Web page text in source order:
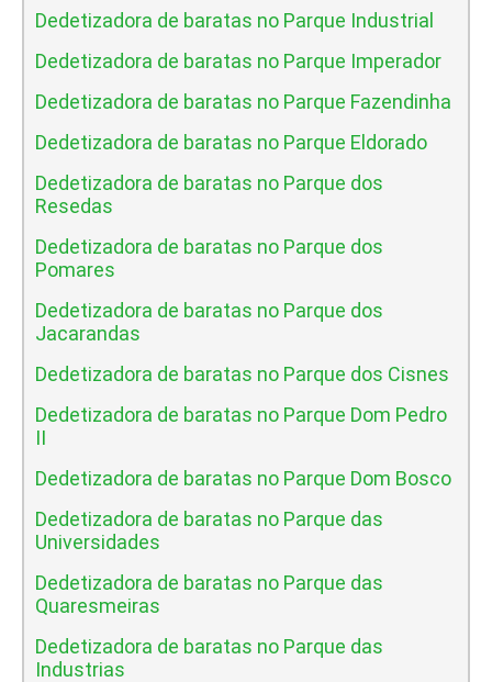
Dedetizadora de baratas no Parque Industrial
Dedetizadora de baratas no Parque Imperador
Dedetizadora de baratas no Parque Fazendinha
Dedetizadora de baratas no Parque Eldorado
Dedetizadora de baratas no Parque dos
Resedas
Dedetizadora de baratas no Parque dos
Pomares
Dedetizadora de baratas no Parque dos
Jacarandas
Dedetizadora de baratas no Parque dos Cisnes
Dedetizadora de baratas no Parque Dom Pedro
II
Dedetizadora de baratas no Parque Dom Bosco
Dedetizadora de baratas no Parque das
Universidades
Dedetizadora de baratas no Parque das
Quaresmeiras
Dedetizadora de baratas no Parque das
Industrias